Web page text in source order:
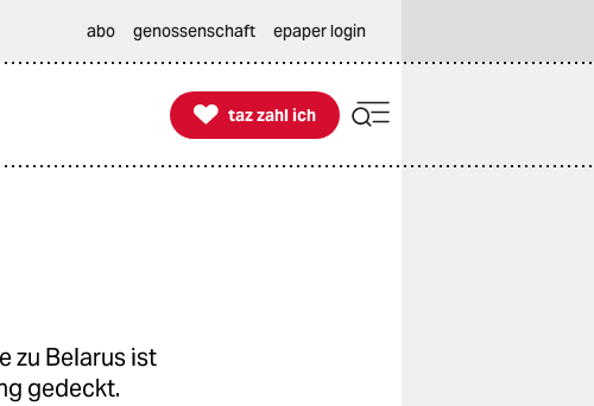
abo genossenschaft epaper login

taz zahl ich
taz zahl ich
zu Belarus ist
gedeckt.